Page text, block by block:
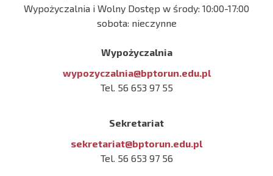
Wypożyczalnia i Wolny Dostęp w środy: 10:00-17:00
sobota: nieczynne
Wypożyczalnia
wypozyczalnia@bptorun.edu.pl
Tel. 56 653 97 55
Sekretariat
sekretariat@bptorun.edu.pl
Tel. 56 653 97 56